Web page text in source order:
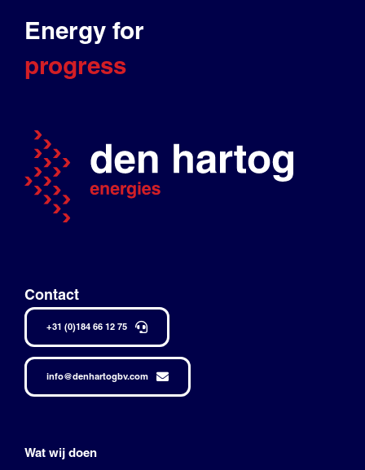
Energy for
progress
Contact
+31 (0)184 66 12 75
info@denhartogbv.com
Wat wij doen